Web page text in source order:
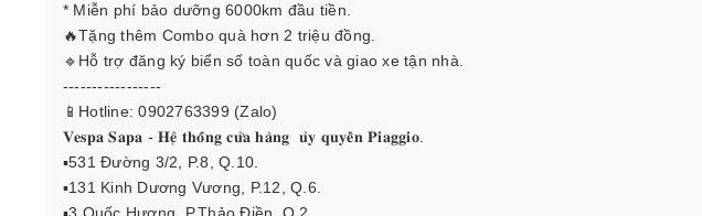
* Miễn phí bảo dưỡng 6000km đầu tiền.
🔥Tặng thêm Combo quà hơn 2 triệu đồng.
🔹Hỗ trợ đăng ký biển số toàn quốc và giao xe tận nhà.
-----------------
📱Hotline: 0902763399 (Zalo)
𝐕𝐞𝐬𝐩𝐚 𝐒𝐚𝐩𝐚 - 𝐇𝐞̣̂ 𝐭𝐡𝐨̂́𝐧𝐠 𝐜𝐮̛̉𝐚 𝐡𝐚̀𝐧𝐠 𝐮̉𝐲 𝐪𝐮𝐲𝐞̂̀𝐧 𝐏𝐢𝐚𝐠𝐠𝐢𝐨.
▪️531 Đường 3/2, P.8, Q.10.
▪️131 Kinh Dương Vương, P.12, Q.6.